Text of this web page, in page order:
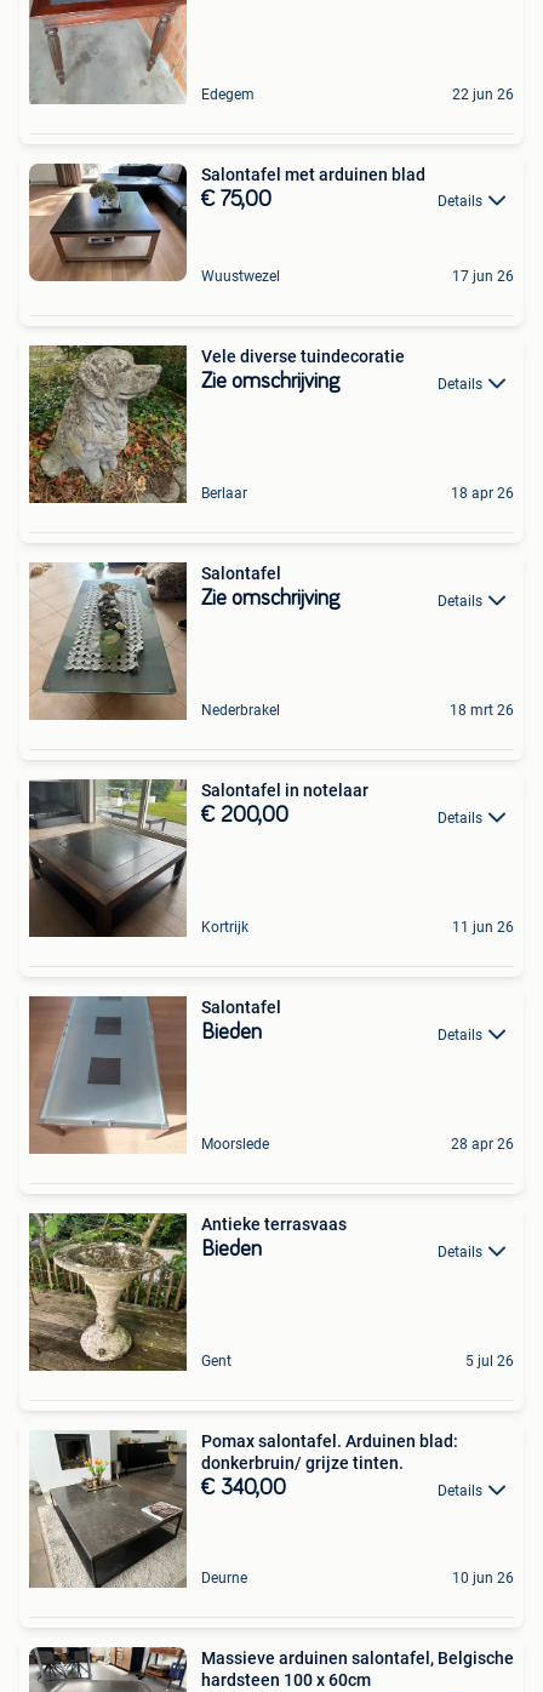
Edegem 22 jun 26
Salontafel met arduinen blad
€ 75,00 Details
Wuustwezel 17 jun 26
Vele diverse tuindecoratie
Zie omschrijving Details
Berlaar 18 apr 26
Salontafel
Zie omschrijving Details
Nederbrakel 18 mrt 26
Salontafel in notelaar
€ 200,00 Details
Kortrijk 11 jun 26
Salontafel
Bieden Details
Moorslede 28 apr 26
Antieke terrasvaas
Bieden Details
Gent 5 jul 26
Pomax salontafel. Arduinen blad:
donkerbruin/ grijze tinten.
€ 340,00 Details
Deurne 10 jun 26
Massieve arduinen salontafel, Belgische
hardsteen 100 x 60cm